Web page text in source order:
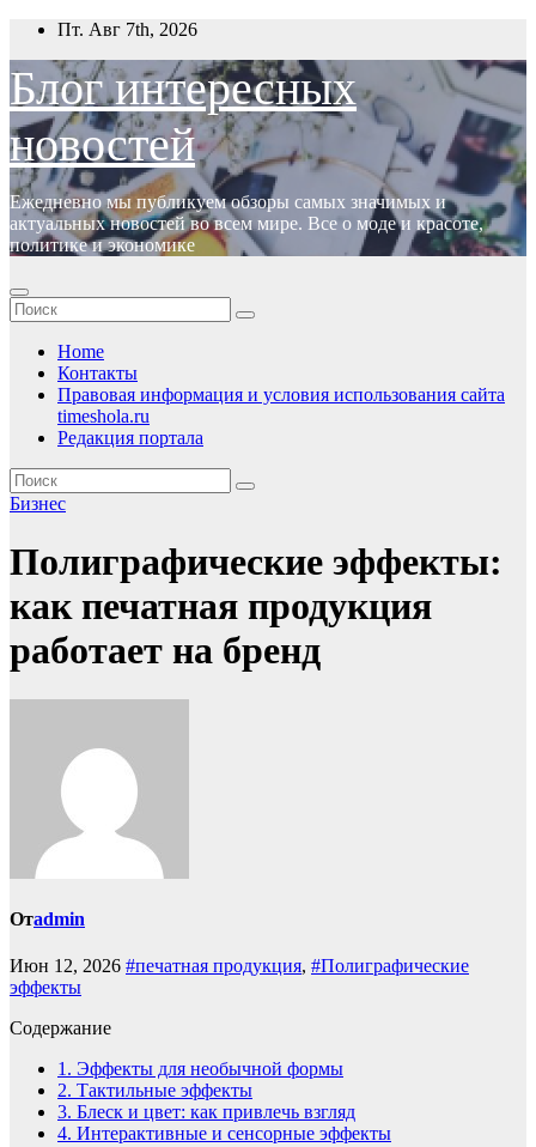
Перейти
содержимому
Пт. Авг 7th, 2026
Блог интересных
новостей
Ежедневно мы публикуем обзоры самых значимых и
актуальных новостей во всем мире. Все о моде и красоте,
политике и экономике
Home
Контакты
Правовая информация и условия использования сайта
timeshola.ru
Редакция портала
Бизнес
Полиграфические эффекты:
как печатная продукция
работает на бренд
Отadmin
Июн 12, 2026 #печатная продукция, #Полиграфические
эффекты
Содержание
1. Эффекты для необычной формы
2. Тактильные эффекты
3. Блеск и цвет: как привлечь взгляд
4. Интерактивные и сенсорные эффекты